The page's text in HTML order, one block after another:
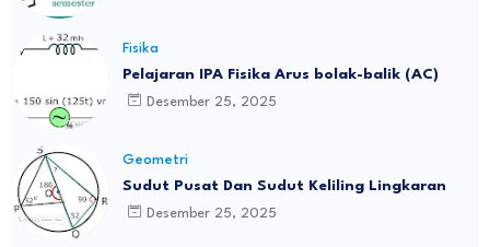
Fisika
Pelajaran IPA Fisika Arus bolak-balik (AC)
Desember 25, 2025
Geometri
Sudut Pusat Dan Sudut Keliling Lingkaran
Desember 25, 2025